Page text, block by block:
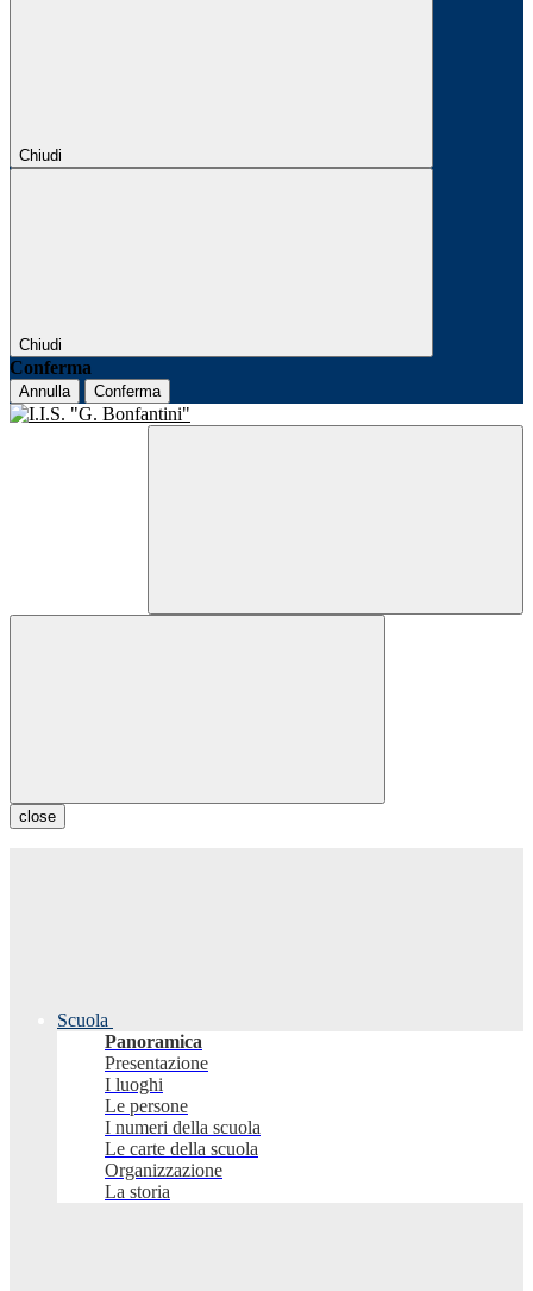
Chiudi
Chiudi
Conferma
Annulla Conferma
close
Scuola
Panoramica
Presentazione
I luoghi
Le persone
I numeri della scuola
Le carte della scuola
Organizzazione
La storia